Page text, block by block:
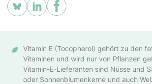
Vitamin E (Tocopherol) gehört zu den
Vitaminen und wird nur von Pflanzen
Vitamin-E-Lieferanten sind Nüsse und
oder Sonnenblumenkerne und auch